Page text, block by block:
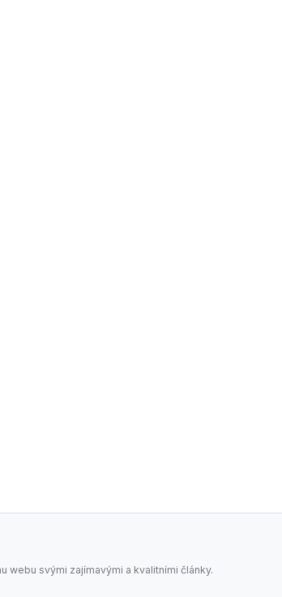
webu svými zajímavými a kvalitními články.